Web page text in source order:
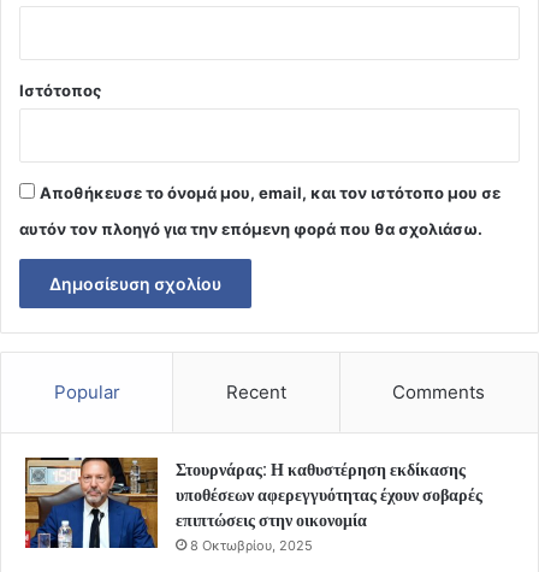
Ιστότοπος
Αποθήκευσε το όνομά μου, email, και τον ιστότοπο μου σε
αυτόν τον πλοηγό για την επόμενη φορά που θα σχολιάσω.
Popular Recent Comments
Στουρνάρας: Η καθυστέρηση εκδίκασης
υποθέσεων αφερεγγυότητας έχουν σοβαρές
επιπτώσεις στην οικονομία
8 Οκτωβρίου, 2025